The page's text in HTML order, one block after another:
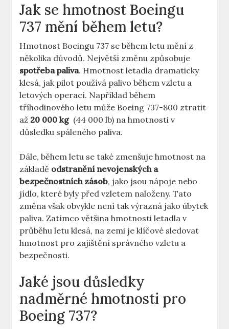
Jak se hmotnost Boeingu
737 mění během letu?
Hmotnost Boeingu 737 ⁣se ⁤během letu mění z
několika důvodů.⁤ Největší změnu způsobuje
spotřeba paliva. Hmotnost letadla ⁣dramaticky
klesá, jak pilot používá ⁤palivo během vzletu a
letových ‌operací. Například během
tříhodinového letu ⁣může Boeing 737-800 ztratit
až 20 000 kg⁣ (44 000 lb) na hmotnosti v
důsledku spáleného paliva.
Dále, během letu se​ také‌ zmenšuje⁤ hmotnost na⁣
základě odstranění nevojenských⁣ a
bezpečnostních zásob, jako ⁢jsou​ nápoje nebo⁢
jídlo, které ‍byly před vzletem naloženy. Tato
⁣změna⁣ však​ obvykle není tak výrazná jako úbytek‍
paliva. Zatímco většina hmotnosti letadla ⁤v
průběhu letu klesá, na‌ zemi⁤ je⁣ klíčové sledovat
hmotnost pro zajištění​ správného vzletu a
bezpečnosti.
Jaké⁣ jsou důsledky
nadměrné hmotnosti pro
Boeing 737?